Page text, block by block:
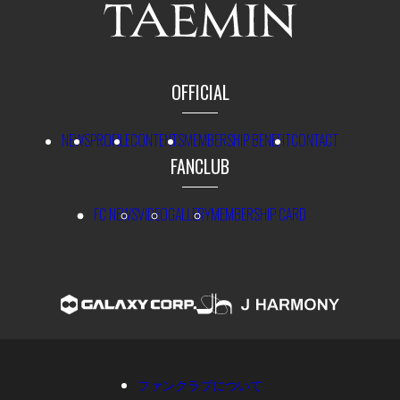
OFFICIAL
NEWSPROFILECONTENTSMEMBERSHIP BENEFITCONTACT
FANCLUB
FC NEWSVIDEOGALLERYMEMBERSHIP CARD
ファンクラブについて